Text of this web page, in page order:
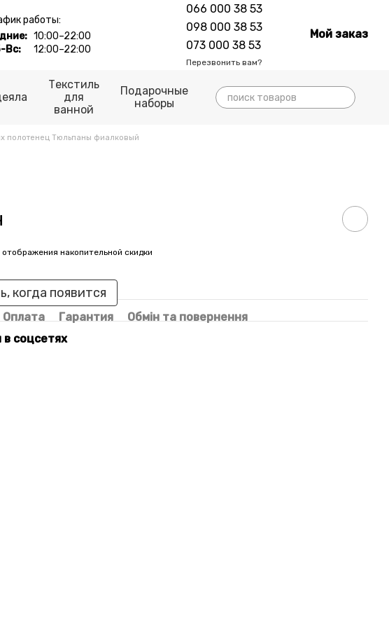
работы:
10:00–22:00
Вс:
12:00–22:00
066 000 38 53
098 000 38 53
073 000 38 53
Перезвонить вам?
Мой заказ
Текстиль
для
ванной
Подарочные
наборы
полотенец Тюльпаны фиалковый
отображения накопительной скидки
когда появится
Оплата Гарантия
Обмін та повернення
в соцсетях